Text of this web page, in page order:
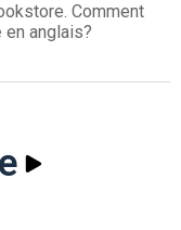
Comment
en anglais?